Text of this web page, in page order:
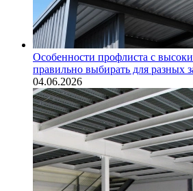
Особенности профлиста с
правильно выбирать для разных
04.06.2026